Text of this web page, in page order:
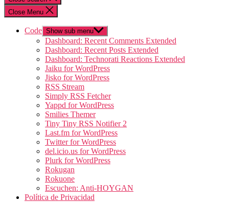
Close Menu
Code Show sub menu
Dashboard: Recent Comments Extended
Dashboard: Recent Posts Extended
Dashboard: Technorati Reactions Extended
Jaiku for WordPress
Jisko for WordPress
RSS Stream
Simply RSS Fetcher
Yappd for WordPress
Smilies Themer
Tiny Tiny RSS Notifier 2
Last.fm for WordPress
Twitter for WordPress
del.icio.us for WordPress
Plurk for WordPress
Rokugan
Rokuone
Escuchen: Anti-HOYGAN
Política de Privacidad